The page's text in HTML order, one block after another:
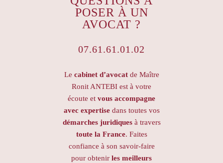
POSER À UN
AVOCAT ?
07.61.61.01.02
Le cabinet d’avocatde Maître
Ronit ANTEBI est à votre
écoute et vous accompagne
avec expertisedans toutes vos
démarches juridiquesà travers
toute la France. Faites
confiance à son savoir-faire
pour obtenir les meilleurs